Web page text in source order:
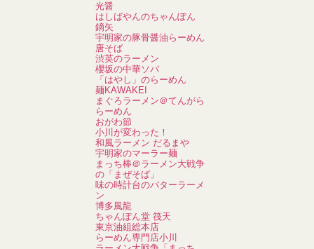
光醤
はしばやんのちゃんぽん
鏑矢
宇明家の豚骨醤油らーめん
唐そば
渋英のラーメン
櫻坂の中華ソバ
「はやし」のらーめん
麺KAWAKEI
まぐろラーメン＠てんがら
らーめん
おがわ節
小川が変わった！
和風ラーメン だるまや
宇明家のマーラー麺
まっち棒＠ラーメン大戦争
の「まぜそば」
味の時計台のバターラーメ
ン
博多風龍
ちゃんぽん堂 筏天
東京油組総本店
らーめん専門店小川